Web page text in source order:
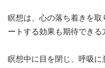
瞑想は、心の落ち着きを
ートする効果も期待できる
瞑想中に目を閉じ、呼吸